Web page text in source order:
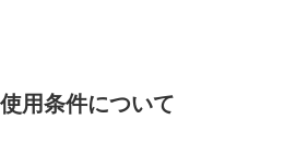
使用条件について